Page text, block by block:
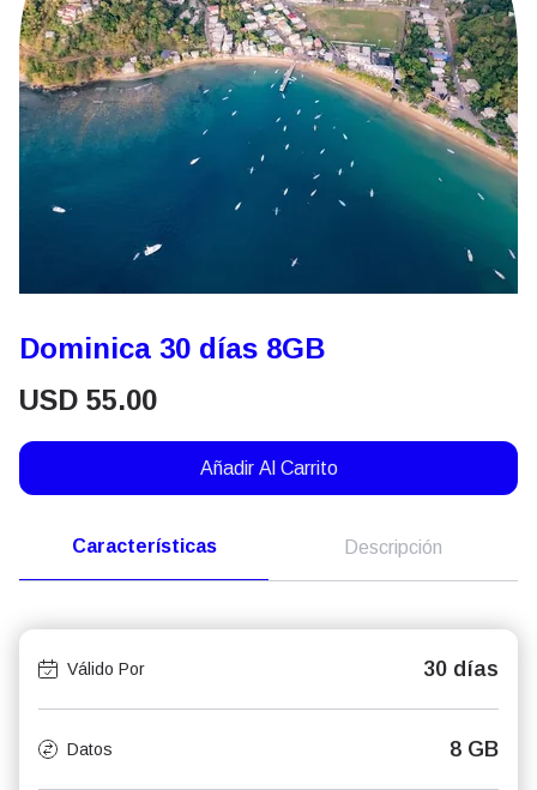
Dominica 30 días 8GB
USD 55.00
Añadir Al Carrito
Características Descripción
Válido Por 30 días
Datos 8 GB